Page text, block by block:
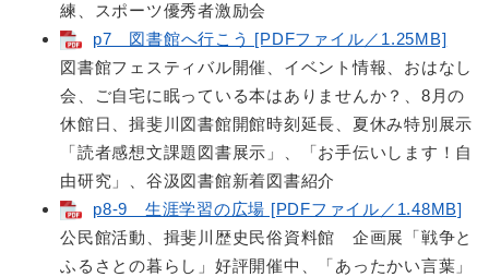
練、スポーツ優秀者激励会
p7 図書館へ行こう [PDFファイル／1.25MB]
図書館フェスティバル開催、イベント情報、おはなし
会、ご自宅に眠っている本はありませんか？、8月の
休館日、揖斐川図書館開館時刻延長、夏休み特別展示
「読者感想文課題図書展示」、「お手伝いします！自
由研究」、谷汲図書館新着図書紹介
p8-9 生涯学習の広場 [PDFファイル／1.48MB]
公民館活動、揖斐川歴史民俗資料館 企画展「戦争と
ふるさとの暮らし」好評開催中、「あったかい言葉」